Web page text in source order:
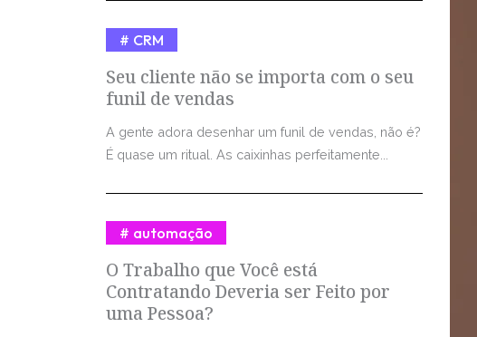
Seu cliente não se importa com o seu
funil de vendas
CRM
A gente adora desenhar um funil de vendas, não é?
É quase um ritual. As caixinhas perfeitamente...
O Trabalho que Você está
Contratando Deveria ser Feito por
uma Pessoa?
automação